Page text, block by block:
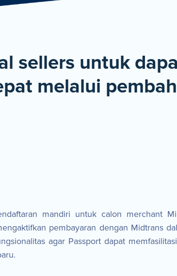
sellers untuk
melalui
mandiri untuk calon merchant
pembayaran dengan Midtrans
agar Passport dapat